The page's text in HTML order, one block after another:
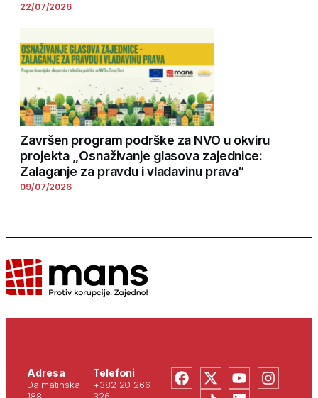
22/07/2026
Završen program podrške za NVO u okviru
projekta „Osnaživanje glasova zajednice:
Zalaganje za pravdu i vladavinu prava“
09/07/2026
Adresa
Dalmatinska
188
Telefoni
+382 20 266
326